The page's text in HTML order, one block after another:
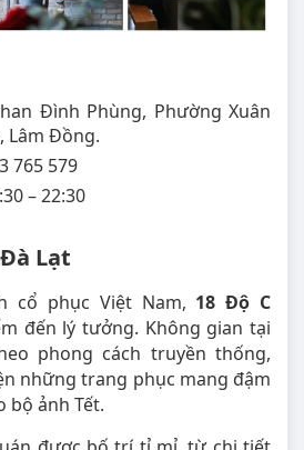
Đình Phùng, Phường Xuân
Lâm Đồng.
765 579
– 22:30
Lạt
cổ phục Việt Nam, 18 Độ C
đến lý tưởng. Không gian tại
phong cách truyền thống,
những trang phục mang đậm
bộ ảnh Tết.